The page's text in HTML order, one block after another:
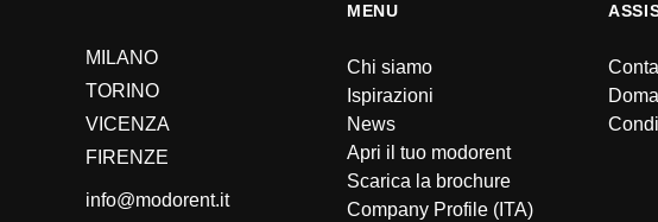
MILANO
TORINO
VICENZA
FIRENZE
info@modorent.it
MENU
Chi siamo
Ispirazioni
News
Apri il tuo modorent
Scarica la brochure
Company Profile (ITA)